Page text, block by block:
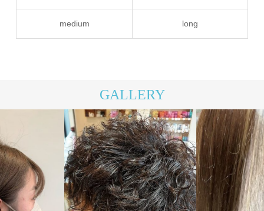
medium long
GALLERY